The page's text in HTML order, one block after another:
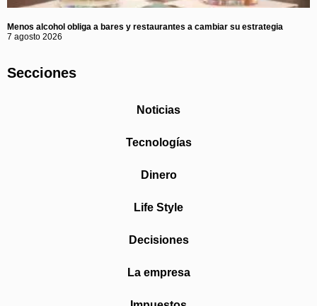
Menos alcohol obliga a bares y restaurantes a cambiar su estrategia
7 agosto 2026
Secciones
Noticias
Tecnologías
Dinero
Life Style
Decisiones
La empresa